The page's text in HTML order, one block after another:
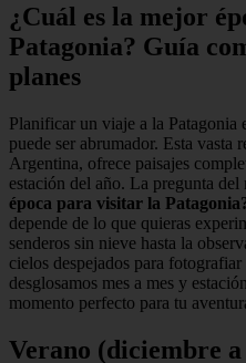
¿Cuál es la mejor
Patagonia? Guía
planes
Planificar un viaje a la Patagonia
puede ser abrumador. Esta
Argentina, ofrece paisajes
estación del año. La pregunta del
época para visitar la
depende de lo que quieras
senderos sin nieve hasta la
cielos despejados para fotografiar
desglosamos mes a mes y
momento perfecto para tu
Verano (diciembre